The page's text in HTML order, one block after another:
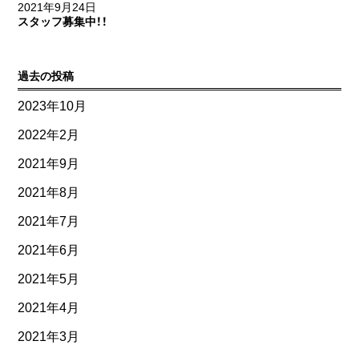
2021年9月24日
スタッフ募集中！！
過去の投稿
2023年10月
2022年2月
2021年9月
2021年8月
2021年7月
2021年6月
2021年5月
2021年4月
2021年3月